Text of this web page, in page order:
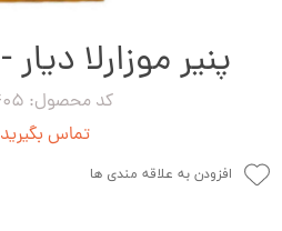
پنیر موزارلا دیار - 2 کیلوگرم
کد محصول: 10405
تماس بگیرید
افزودن به علاقه مندی ها